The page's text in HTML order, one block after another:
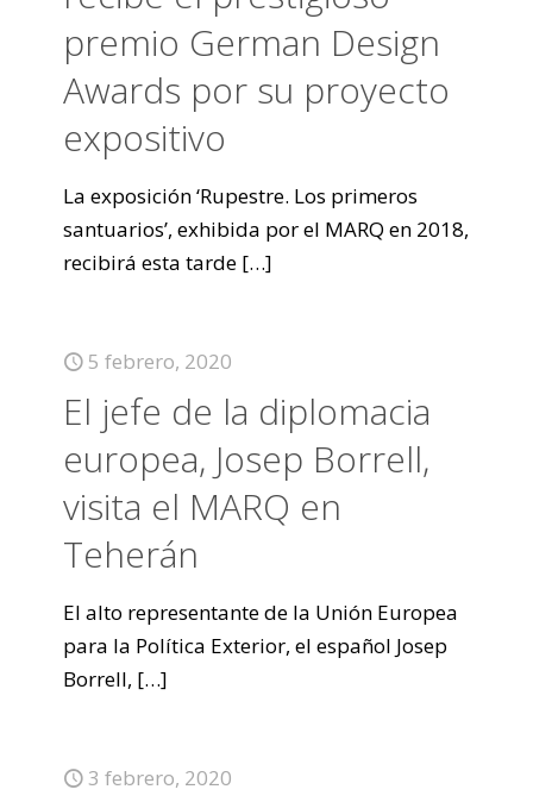
premio German Design
Awards por su proyecto
expositivo
La exposición ‘Rupestre. Los primeros
santuarios’, exhibida por el MARQ en 2018,
recibirá esta tarde […]
5 febrero, 2020
El jefe de la diplomacia
europea, Josep Borrell,
visita el MARQ en
Teherán
El alto representante de la Unión Europea
para la Política Exterior, el español Josep
Borrell, […]
3 febrero, 2020